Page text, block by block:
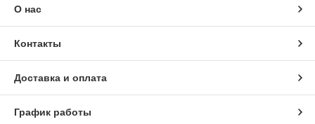
О нас
Контакты
Доставка и оплата
График работы